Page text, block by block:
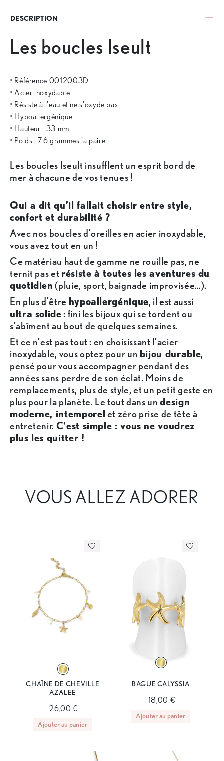
DESCRIPTION
Les boucles Iseult
• Référence 0012003D
• Acier inoxydable
• Résiste à l'eau et ne s'oxyde pas
• Hypoallergénique
• Hauteur : 33 mm
• Poids : 7.6 grammes la paire
Les boucles Iseult insufflent un esprit bord de
mer à chacune de vos tenues !
Qui a dit qu’il fallait choisir entre style,
confort et durabilité ?
Avec nos boucles d’oreilles en acier inoxydable,
vous avez tout en un !
Ce matériau haut de gamme ne rouille pas, ne
ternit pas et résiste à toutes les aventures du
quotidien (pluie, sport, baignade improvisée…).
En plus d’être hypoallergénique, il est aussi
ultra solide : fini les bijoux qui se tordent ou
s’abîment au bout de quelques semaines.
Et ce n’est pas tout : en choisissant l’acier
inoxydable, vous optez pour un bijou durable,
pensé pour vous accompagner pendant des
années sans perdre de son éclat. Moins de
remplacements, plus de style, et un petit geste en
plus pour la planète. Le tout dans undesign
moderne, intemporelet zéro prise de tête à
entretenir. C’est simple : vous ne voudrez
plus les quitter !
VOUS ALLEZ ADORER
CHAÎNE DE CHEVILLE
AZALEE
26,00 €
Ajouter au panier
BAGUE CALYSSIA
18,00 €
Ajouter au panier